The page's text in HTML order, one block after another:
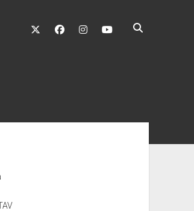
twitter facebookinstagramyoutube